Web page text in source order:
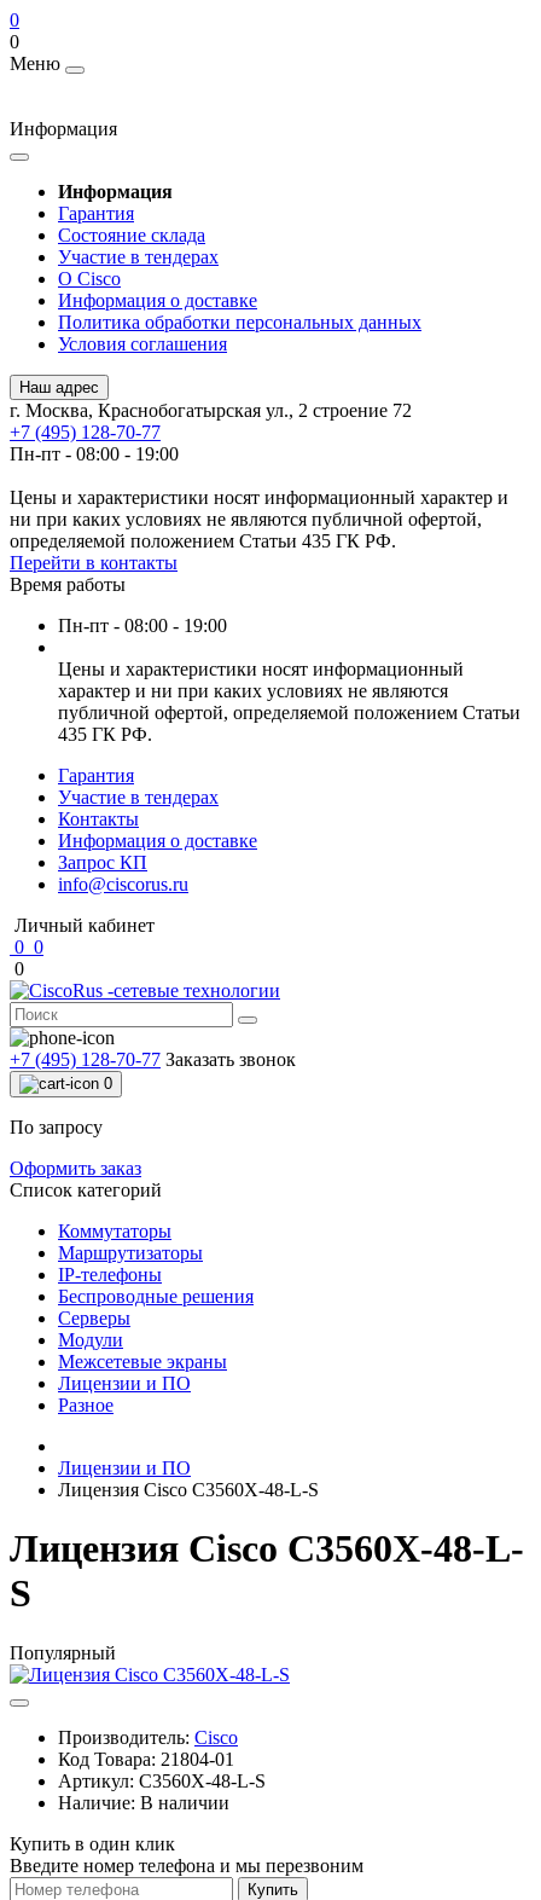
0
0
Меню
Информация
Информация
Гарантия
Состояние склада
Участие в тендерах
О Cisco
Информация о доставке
Политика обработки персональных данных
Условия соглашения
Наш адрес
г. Москва, Краснобогатырская ул., 2 строение 72
+7 (495) 128-70-77
Пн-пт - 08:00 - 19:00
Цены и характеристики носят информационный характер и
ни при каких условиях не являются публичной офертой,
определяемой положением Статьи 435 ГК РФ.
Перейти в контакты
Время работы
Пн-пт - 08:00 - 19:00
Цены и характеристики носят информационный
характер и ни при каких условиях не являются
публичной офертой, определяемой положением Статьи
435 ГК РФ.
Гарантия
Участие в тендерах
Контакты
Информация о доставке
Запрос КП
info@ciscorus.ru
Личный кабинет
0 0
0
+7 (495) 128-70-77 Заказать звонок
0
По запросу
Оформить заказ
Список категорий
Коммутаторы
Маршрутизаторы
IP-телефоны
Беспроводные решения
Серверы
Модули
Межсетевые экраны
Лицензии и ПО
Разное
Лицензии и ПО
Лицензия Cisco C3560X-48-L-S
Лицензия Cisco C3560X-48-L-
S
Популярный
Производитель: Cisco
Код Товара: 21804-01
Артикул: C3560X-48-L-S
Наличие: В наличии
Купить в один клик
Введите номер телефона и мы перезвоним
Купить